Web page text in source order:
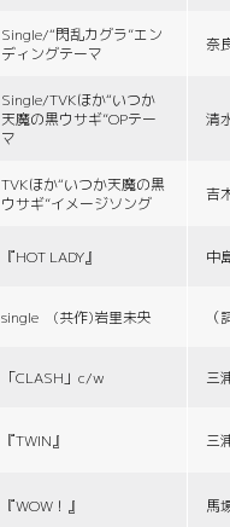
Single/“閃乱カグラ”エン
ディングテーマ
奈
Single/TVKほか“いつか
天魔の黒ウサギ”OPテー
マ
清
TVKほか“いつか天魔の黒
ウサギ”イメージソング
吉
『HOT LADY』 中
single (共作)岩里未央
「CLASH」c/w 三
『TWIN』 三
『WOW！』 馬